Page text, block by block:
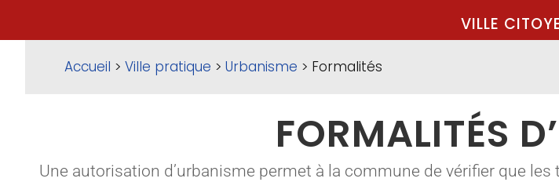
VILLE
Accueil > Ville pratique > Urbanisme > Formalités
FORMALITÉS
Une autorisation d’urbanisme permet à la commune de vérifier que